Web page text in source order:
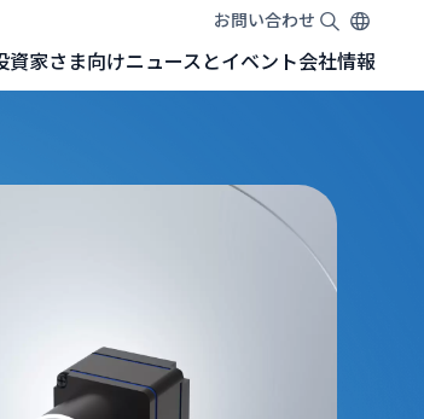
お問い合わせ
ENTWJA
資家さま向けニュースとイベント会社情報